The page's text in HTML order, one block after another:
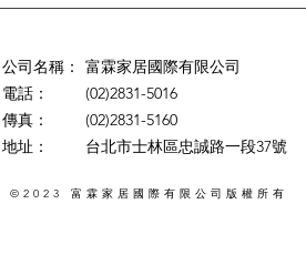
公司名稱：
電話：
傳真：
地址：
富霖家居國際有限公司
(02)2831-5016
(02)2831-5160
台北市士林區忠誠路一段37號
©2023 富霖家居國際有限公司 版權所有